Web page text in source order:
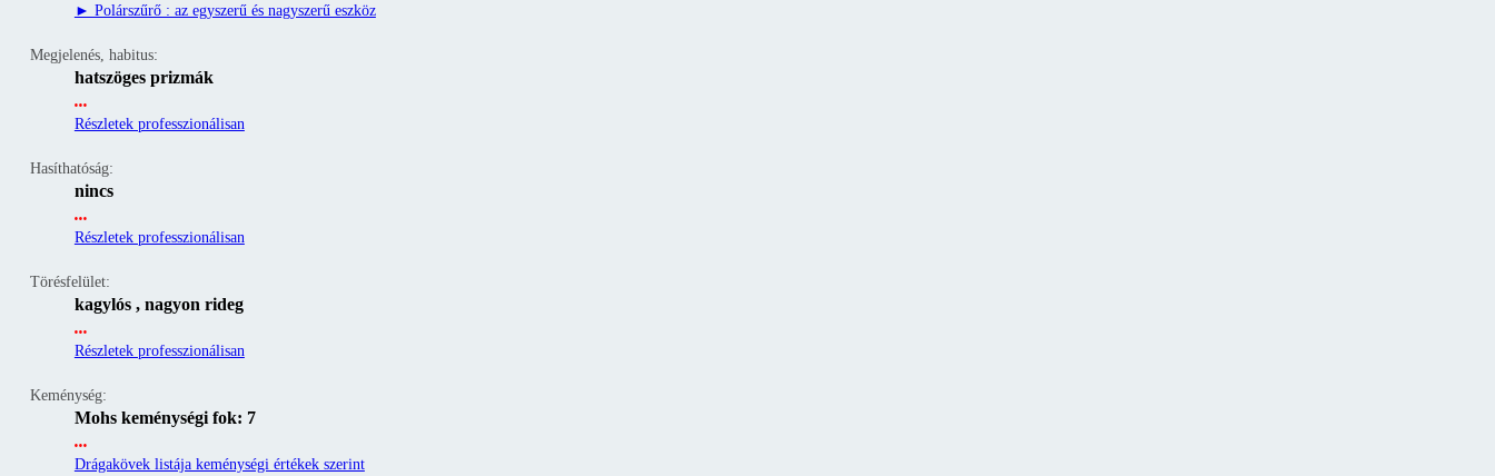
► Polárszűrő : az egyszerű és nagyszerű eszköz
Megjelenés, habitus:
hatszöges prizmák
...
Részletek professzionálisan
Hasíthatóság:
nincs
...
Részletek professzionálisan
Törésfelület:
kagylós , nagyon rideg
...
Részletek professzionálisan
Keménység:
Mohs keménységi fok: 7
...
Drágakövek listája keménységi értékek szerint